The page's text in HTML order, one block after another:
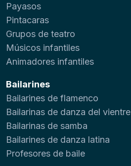
Payasos
Pintacaras
Grupos de teatro
Músicos infantiles
Animadores infantiles
Bailarines
Bailarines de flamenco
Bailarinas de danza del vientre
Bailarinas de samba
Bailarines de danza latina
Profesores de baile